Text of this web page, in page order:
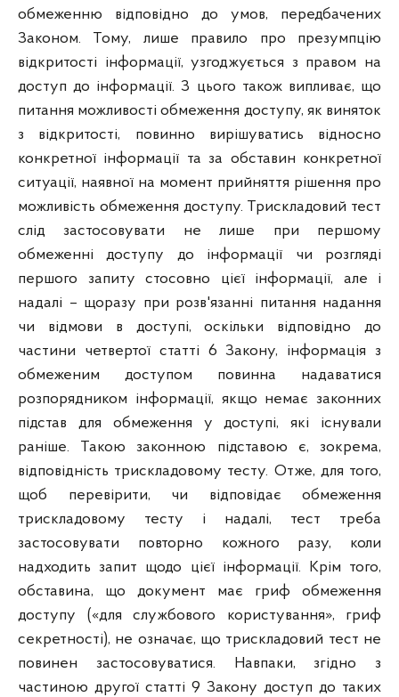
обмеженню відповідно до умов, передбачених
Законом. Тому, лише правило про презумпцію
відкритості інформації, узгоджується з правом на
доступ до інформації. З цього також випливає, що
питання можливості обмеження доступу, як виняток
з відкритості, повинно вирішуватись відносно
конкретної інформації та за обставин конкретної
ситуації, наявної на момент прийняття рішення про
можливість обмеження доступу. Трискладовий тест
слід застосовувати не лише при першому
обмеженні доступу до інформації чи розгляді
першого запиту стосовно цієї інформації, але і
надалі – щоразу при розв'язанні питання надання
чи відмови в доступі, оскільки відповідно до
частини четвертої статті 6 Закону, інформація з
обмеженим доступом повинна надаватися
розпорядником інформації, якщо немає законних
підстав для обмеження у доступі, які існували
раніше. Такою законною підставою є, зокрема,
відповідність трискладовому тесту. Отже, для того,
щоб перевірити, чи відповідає обмеження
трискладовому тесту і надалі, тест треба
застосовувати повторно кожного разу, коли
надходить запит щодо цієї інформації. Крім того,
обставина, що документ має гриф обмеження
доступу («для службового користування», гриф
секретності), не означає, що трискладовий тест не
повинен застосовуватися. Навпаки, згідно з
частиною другої статті 9 Закону доступ до таких